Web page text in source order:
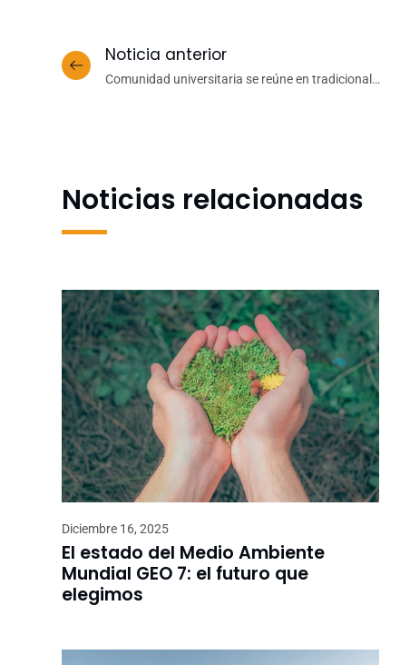
Noticia anterior
Comunidad universitaria se reúne en tradicional
Noticias relacionadas
Diciembre 16, 2025
El estado del Medio Ambiente
Mundial GEO 7: el futuro que
elegimos